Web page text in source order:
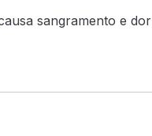
sangramento e dor